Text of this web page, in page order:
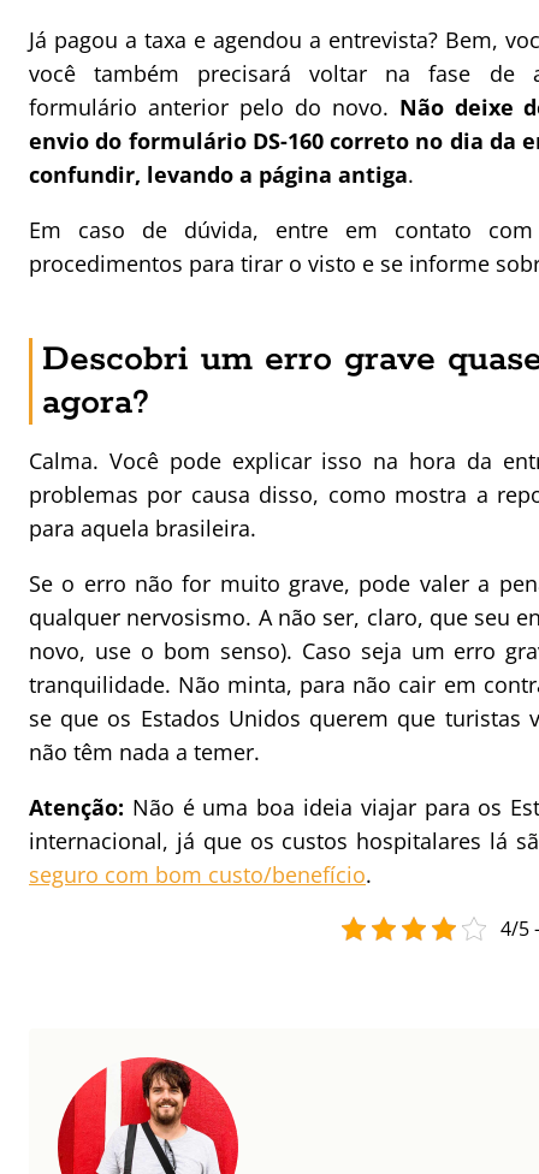
Já pagou a taxa e agendou a entrevista? Bem,
você também precisará voltar na fase de
formulário anterior pelo do novo. Não deixe
envio do formulário DS-160 correto no dia da
confundir, levando a página antiga.
Em caso de dúvida, entre em contato
procedimentos para tirar o visto e se informe
Descobri um erro grave
agora?
Calma. Você pode explicar isso na hora da
problemas por causa disso, como mostra a
para aquela brasileira.
Se o erro não for muito grave, pode valer a
qualquer nervosismo. A não ser, claro, que seu
novo, use o bom senso). Caso seja um erro
tranquilidade. Não minta, para não cair em
se que os Estados Unidos querem que turistas
não têm nada a temer.
Atenção: Não é uma boa ideia viajar para os
internacional, já que os custos hospitalares lá
seguro com bom custo/benefício.
4/5